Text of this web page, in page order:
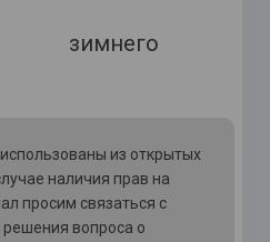
из открытых
наличия прав на
просим связаться с
вопроса о